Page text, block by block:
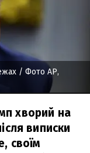
/ Фото AP,
хворий на
виписки
своїм